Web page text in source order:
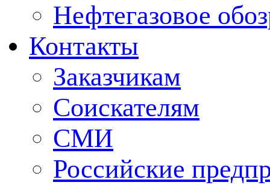
Нефтегазовое
Контакты
Заказчикам
Соискателям
СМИ
Российские